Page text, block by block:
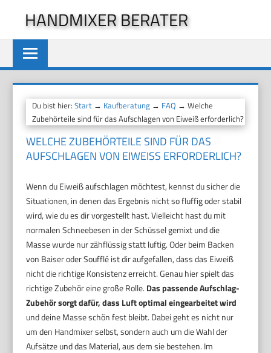
springen
HANDMIXER BERATER
Du bist hier:Start → Kaufberatung → FAQ → Welche
Zubehörteile sind für das Aufschlagen von Eiweiß erforderlich?
WELCHE ZUBEHÖRTEILE SIND FÜR DAS
AUFSCHLAGEN VON EIWEISS ERFORDERLICH?
Wenn du Eiweiß aufschlagen möchtest, kennst du sicher die
Situationen, in denen das Ergebnis nicht so fluffig oder stabil
wird, wie du es dir vorgestellt hast. Vielleicht hast du mit
normalen Schneebesen in der Schüssel gemixt und die
Masse wurde nur zähflüssig statt luftig. Oder beim Backen
von Baiser oder Soufflé ist dir aufgefallen, dass das Eiweiß
nicht die richtige Konsistenz erreicht. Genau hier spielt das
richtige Zubehör eine große Rolle. Das passende Aufschlag-
Zubehör sorgt dafür, dass Luft optimal eingearbeitet wird
und deine Masse schön fest bleibt. Dabei geht es nicht nur
um den Handmixer selbst, sondern auch um die Wahl der
Aufsätze und das Material, aus dem sie bestehen. Im